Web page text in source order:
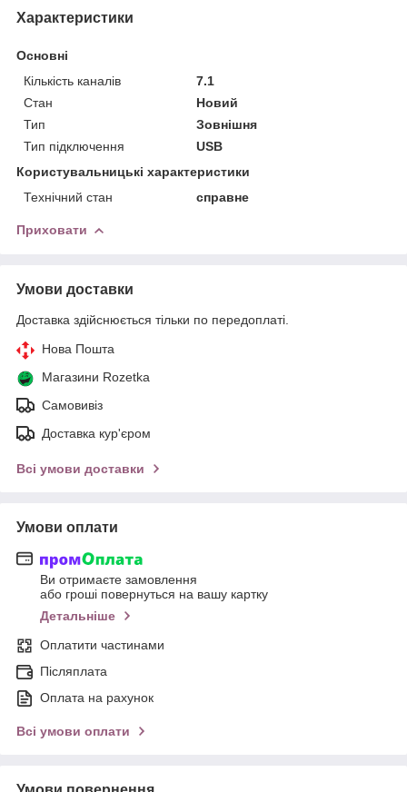
Характеристики
Основні
Кількість каналів
7.1
Стан
Новий
Тип
Зовнішня
Тип підключення
USB
Користувальницькі характеристики
Технічний стан
справне
Приховати
Умови доставки
Доставка здійснюється тільки по передоплаті.
Нова Пошта
Магазини Rozetka
Самовивіз
Доставка кур'єром
Всі умови доставки
Умови оплати
Ви отримаєте замовлення
або гроші повернуться на вашу картку
Детальніше
Оплатити частинами
Післяплата
Оплата на рахунок
Всі умови оплати